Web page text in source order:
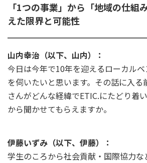
「1つの事業」から「地域の仕組
えた限界と可能性
山内幸治（以下、山内）：
今日は今年で10年を迎えるローカル
を伺いたいと思います。その話に入る
さんがどんな経緯でETIC.にたどり着
から聞かせてもらえますか。
伊藤いずみ（以下、伊藤）：
学生のころから社会貢献・国際協力な